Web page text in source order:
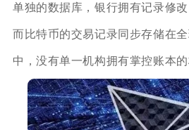
单独的数据库，银行拥有记录修
而比特币的交易记录同步存储在
中，没有单一机构拥有掌控账本的